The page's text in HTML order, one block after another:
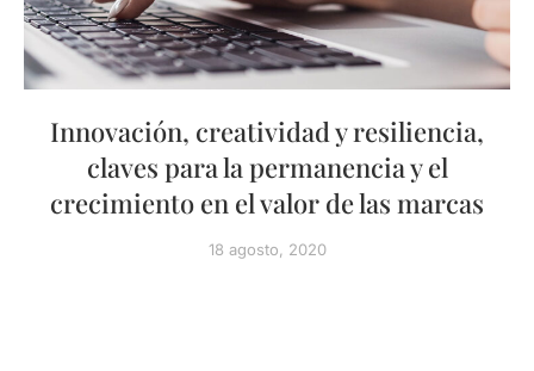
Innovación, creatividad y resiliencia,
claves para la permanencia y el
crecimiento en el valor de las marcas
18 agosto, 2020